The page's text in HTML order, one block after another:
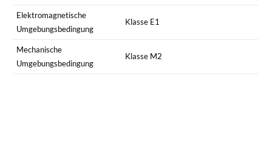
Elektromagnetische
Umgebungsbedingung
Klasse E1
Mechanische
Umgebungsbedingung
Klasse M2